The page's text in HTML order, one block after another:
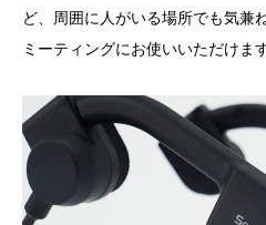
ど、周囲に人がいる場所でも気兼
ミーティングにお使いいただけます